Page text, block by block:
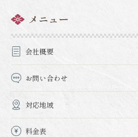
メニュー
会社概要
お問い合わせ
対応地域
料金表